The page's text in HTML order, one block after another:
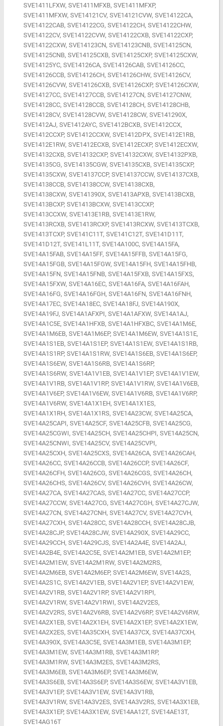
SVE1411LFXW, SVE1411MFXB, SVE1411MFXP,
SVE1411MFXW, SVE14121CV, SVE14121CVW, SVE14122CA,
SVE14122CAB, SVE14122CG, SVE14122CH, SVE14122CHW,
SVE14122CV, SVE14122CVW, SVE14122CXB, SVE14122CXP,
SVE14122CXW, SVE14123CN, SVE14123CNB, SVE14125CN,
SVE14125CNB, SVE14125CXB, SVE14125CXP, SVE14125CXW,
SVE14125YC, SVE14126CA, SVE14126CAB, SVE14126CC,
SVE14126CCB, SVE14126CH, SVE14126CHW, SVE14126CV,
SVE14126CVW, SVE14126CXB, SVE14126CXP, SVE14126CXW,
SVE14127CC, SVE14127CCB, SVE14127CN, SVE14127CNW,
SVE14128CC, SVE14128CCB, SVE14128CH, SVE14128CHB,
SVE14128CV, SVE14128CVW, SVE14128CW, SVE141290X,
SVE1412AJ, SVE1412AYC, SVE1412BCXB, SVE1412CCX,
SVE1412CCXP, SVE1412CCXW, SVE1412DPX, SVE1412E1RB,
SVE1412E1RW, SVE1412ECXB, SVE1412ECXP, SVE1412ECXW,
SVE14132CXB, SVE14132CXP, SVE14132CXW, SVE14132PXB,
SVE14135CG, SVE14135CGW, SVE14135CXB, SVE14135CXP,
SVE14135CXW, SVE14137CCP, SVE14137CCW, SVE14137CXB,
SVE14138CCB, SVE14138CCW, SVE14138CXB,
SVE14138CXW, SVE141390X, SVE1413APXB, SVE1413BCXB,
SVE1413BCXP, SVE1413BCXW, SVE1413CCXP,
SVE1413CCXW, SVE1413E1RB, SVE1413E1RW,
SVE1413RCXB, SVE1413RCXP, SVE1413RCXW, SVE1413TCXB,
SVE1413TCXP, SVE141C11T, SVE141C12T, SVE141D11T,
SVE141D12T, SVE141L11T, SVE14A100C, SVE14A15FA,
SVE14A15FAB, SVE14A15FF, SVE14A15FFB, SVE14A15FG,
SVE14A15FGB, SVE14A15FGW, SVE14A15FH, SVE14A15FHB,
SVE14A15FN, SVE14A15FNB, SVE14A15FXB, SVE14A15FXS,
SVE14A15FXW, SVE14A16EC, SVE14A16FA, SVE14A16FAH,
SVE14A16FG, SVE14A16FGH, SVE14A16FN, SVE14A16FNH,
SVE14A17EC, SVE14A18EC, SVE14A18FJ, SVE14A190X,
SVE14A19FJ, SVE14A1AFXPI, SVE14A1AFXW, SVE14A1AJ,
SVE14A1C5E, SVE14A1HFXB, SVE14A1HFXBC, SVE14A1M6E,
SVE14A1M6EB, SVE14A1M6EP, SVE14A1M6EW, SVE14A1S1E,
SVE14A1S1EB, SVE14A1S1EP, SVE14A1S1EW, SVE14A1S1RB,
SVE14A1S1RP, SVE14A1S1RW, SVE14A1S6EB, SVE14A1S6EP,
SVE14A1S6EW, SVE14A1S6RB, SVE14A1S6RP,
SVE14A1S6RW, SVE14A1V1EB, SVE14A1V1EP, SVE14A1V1EW,
SVE14A1V1RB, SVE14A1V1RP, SVE14A1V1RW, SVE14A1V6EB,
SVE14A1V6EP, SVE14A1V6EW, SVE14A1V6RB, SVE14A1V6RP,
SVE14A1V6RW, SVE14A1X1EH, SVE14A1X1ES,
SVE14A1X1RH, SVE14A1X1RS, SVE14A23CW, SVE14A25CA,
SVE14A25CAPI, SVE14A25CF, SVE14A25CFB, SVE14A25CG,
SVE14A25CGWI, SVE14A25CH, SVE14A25CHPI, SVE14A25CN,
SVE14A25CNWI, SVE14A25CV, SVE14A25CVPI,
SVE14A25CXH, SVE14A25CXS, SVE14A26CA, SVE14A26CAH,
SVE14A26CC, SVE14A26CCB, SVE14A26CCP, SVE14A26CF,
SVE14A26CFH, SVE14A26CG, SVE14A26CGS, SVE14A26CH,
SVE14A26CHS, SVE14A26CV, SVE14A26CVH, SVE14A26CW,
SVE14A27CA, SVE14A27CAS, SVE14A27CC, SVE14A27CCP,
SVE14A27CCW, SVE14A27CG, SVE14A27CGH, SVE14A27CJW,
SVE14A27CN, SVE14A27CNH, SVE14A27CV, SVE14A27CVH,
SVE14A27CXH, SVE14A28CC, SVE14A28CCH, SVE14A28CJB,
SVE14A28CJP, SVE14A28CJW, SVE14A290X, SVE14A29CC,
SVE14A29CCH, SVE14A29CJS, SVE14A2A4E, SVE14A2AJ,
SVE14A2B4E, SVE14A2C5E, SVE14A2M1EB, SVE14A2M1EP,
SVE14A2M1EW, SVE14A2M1RW, SVE14A2M2RS,
SVE14A2M6EB, SVE14A2M6EP, SVE14A2M6EW, SVE14A2S,
SVE14A2S1C, SVE14A2V1EB, SVE14A2V1EP, SVE14A2V1EW,
SVE14A2V1RB, SVE14A2V1RP, SVE14A2V1RPI,
SVE14A2V1RW, SVE14A2V1RWI, SVE14A2V2ES,
SVE14A2V2RS, SVE14A2V6RB, SVE14A2V6RP, SVE14A2V6RW,
SVE14A2X1EB, SVE14A2X1EH, SVE14A2X1EP, SVE14A2X1EW,
SVE14A2X2ES, SVE14A35CXH, SVE14A37CX, SVE14A37CXH,
SVE14A390X, SVE14A3C5E, SVE14A3M1EB, SVE14A3M1EP,
SVE14A3M1EW, SVE14A3M1RB, SVE14A3M1RP,
SVE14A3M1RW, SVE14A3M2ES, SVE14A3M2RS,
SVE14A3M6EB, SVE14A3M6EP, SVE14A3M6EW,
SVE14A3S6EB, SVE14A3S6EP, SVE14A3S6EW, SVE14A3V1EB,
SVE14A3V1EP, SVE14A3V1EW, SVE14A3V1RB,
SVE14A3V1RW, SVE14A3V2ES, SVE14A3V2RS, SVE14A3X1EB,
SVE14A3X1EP, SVE14A3X1EW, SVE14AA12T, SVE14AE13T,
SVE14AG16T